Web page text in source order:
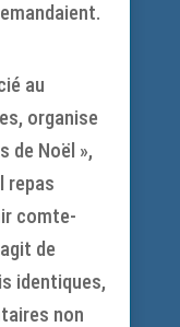
au
organise
de Noël »,
repas
comte-
de
identiques,
non